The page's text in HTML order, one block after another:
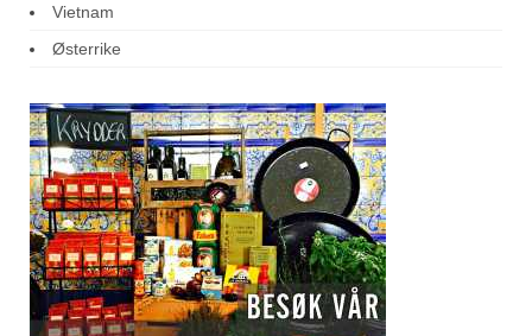
Vietnam
Østerrike